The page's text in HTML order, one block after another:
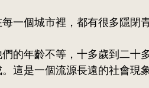
一個城市裡，都有很多隱閉
們的年齡不等，十多歲到二十
。這是一個流源長遠的社會現